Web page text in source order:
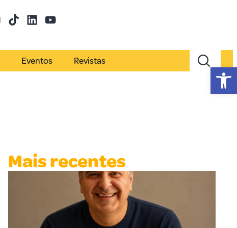
Eventos Revistas
Mais recentes